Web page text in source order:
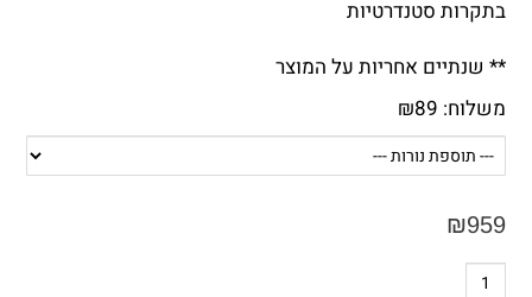
בתקרות סטנדרטיות
** שנתיים אחריות על המוצר
משלוח:
₪89
₪959